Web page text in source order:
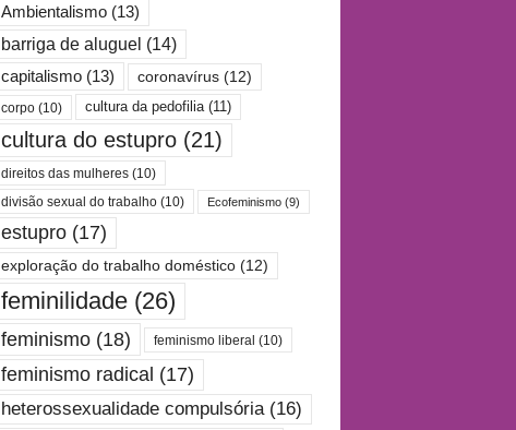
Ambientalismo(13)
barriga de aluguel (14)
capitalismo(13) coronavírus(12)
corpo(10) cultura da pedofilia(11)
cultura do estupro(21)
direitos das mulheres(10)
divisão sexual do trabalho(10) Ecofeminismo(9)
estupro(17)
exploração do trabalho doméstico(12)
feminilidade(26)
feminismo(18) feminismo liberal (10)
feminismo radical (17)
heterossexualidade compulsória(16)